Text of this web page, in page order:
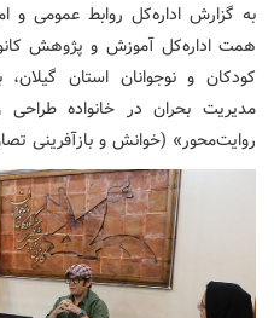
به گزارش اداره‌کل روابط‌ عمومی و
همت اداره‌کل آموزش و پژوهش
کودکان و نوجوانان استان
مدیریت بحران در خانواده
روایت‌محور» (خوانش و بازآفرینی